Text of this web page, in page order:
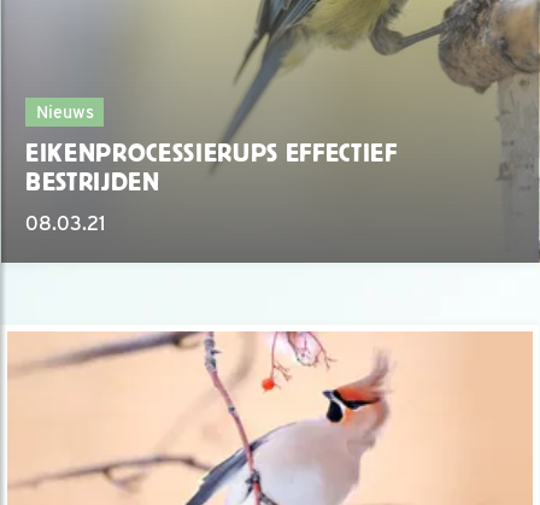
Nieuws
EIKENPROCESSIERUPS EFFECTIEF
BESTRIJDEN
08.03.21